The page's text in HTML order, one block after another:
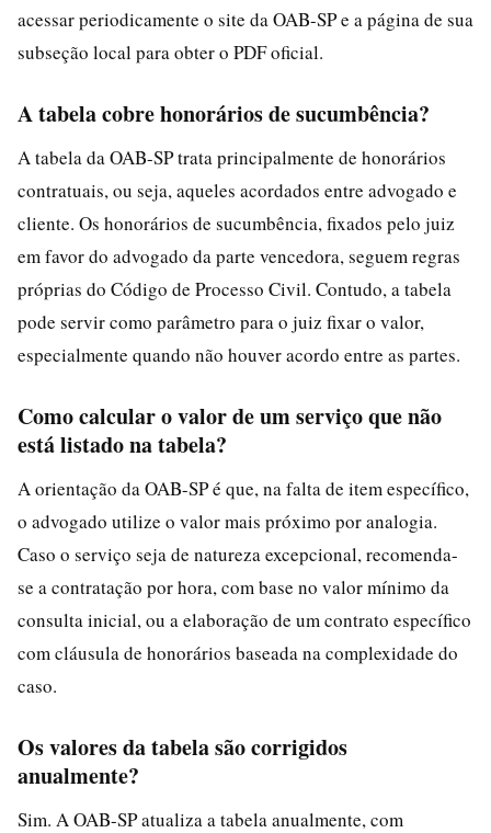
acessar periodicamente o site da OAB-SP e a página de sua
subseção local para obter o PDF oficial.
A tabela cobre honorários de sucumbência?
A tabela da OAB-SP trata principalmente de honorários
contratuais, ou seja, aqueles acordados entre advogado e
cliente. Os honorários de sucumbência, fixados pelo juiz
em favor do advogado da parte vencedora, seguem regras
próprias do Código de Processo Civil. Contudo, a tabela
pode servir como parâmetro para o juiz fixar o valor,
especialmente quando não houver acordo entre as partes.
Como calcular o valor de um serviço que não
está listado na tabela?
A orientação da OAB-SP é que, na falta de item específico,
o advogado utilize o valor mais próximo por analogia.
Caso o serviço seja de natureza excepcional, recomenda-
se a contratação por hora, com base no valor mínimo da
consulta inicial, ou a elaboração de um contrato específico
com cláusula de honorários baseada na complexidade do
caso.
Os valores da tabela são corrigidos
anualmente?
Sim. A OAB-SP atualiza a tabela anualmente, com